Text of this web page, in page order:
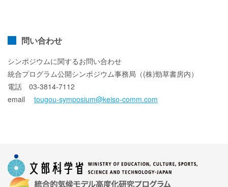
問い合わせ
シンポジウムに関するお問い合わせ
統合プログラム公開シンポジウム事務局（(株)勁草書房内）
電話 03-3814-7112
email tougou-symposium@keiso-comm.com